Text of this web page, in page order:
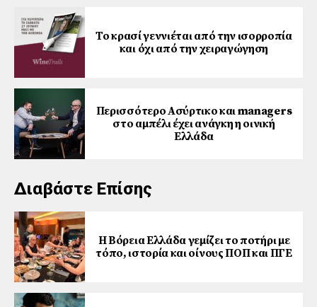
Το κρασί γεννιέται από την ισορροπία
και όχι από την χειραγώγηση
Περισσότερο Ασύρτικο και managers
στο αμπέλι έχει ανάγκη η οινική
Ελλάδα
Διαβάστε Επίσης
Η Βόρεια Ελλάδα γεμίζει το ποτήρι με
τόπο, ιστορία και οίνους ΠΟΠ και ΠΓΕ